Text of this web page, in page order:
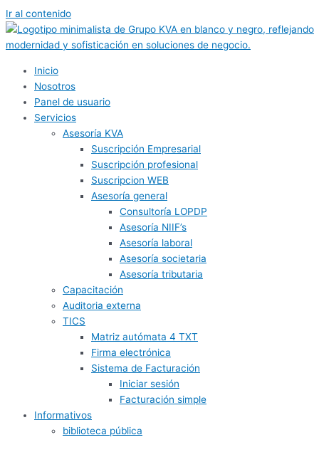
Ir al contenido
Inicio
Nosotros
Panel de usuario
Servicios
Asesoría KVA
Suscripción Empresarial
Suscripción profesional
Suscripcion WEB
Asesoría general
Consultoría LOPDP
Asesoría NIIF’s
Asesoría laboral
Asesoría societaria
Asesoría tributaria
Capacitación
Auditoria externa
TICS
Matriz autómata 4 TXT
Firma electrónica
Sistema de Facturación
Iniciar sesión
Facturación simple
Informativos
biblioteca pública